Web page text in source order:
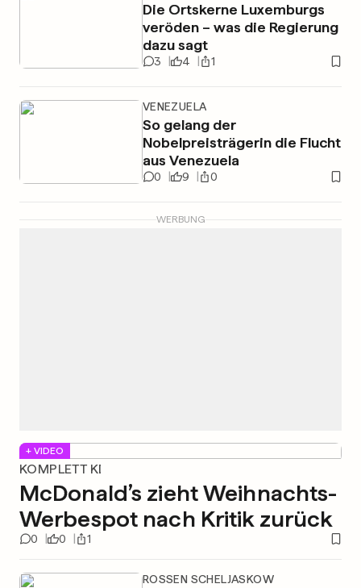
Die Ortskerne Luxemburgs
veröden – was die Regierung
dazu sagt
3 4 1
VENEZUELA
So gelang der
Nobelpreisträgerin die Flucht
aus Venezuela
0 9 0
WERBUNG
+ VIDEO
KOMPLETT KI
McDonald’s zieht Weihnachts-
Werbespot nach Kritik zurück
0 0 1
ROSSEN SCHELJASKOW